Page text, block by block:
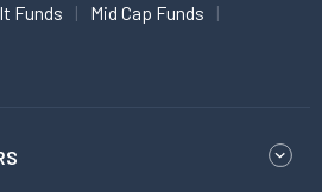
Funds
Mid Cap Funds